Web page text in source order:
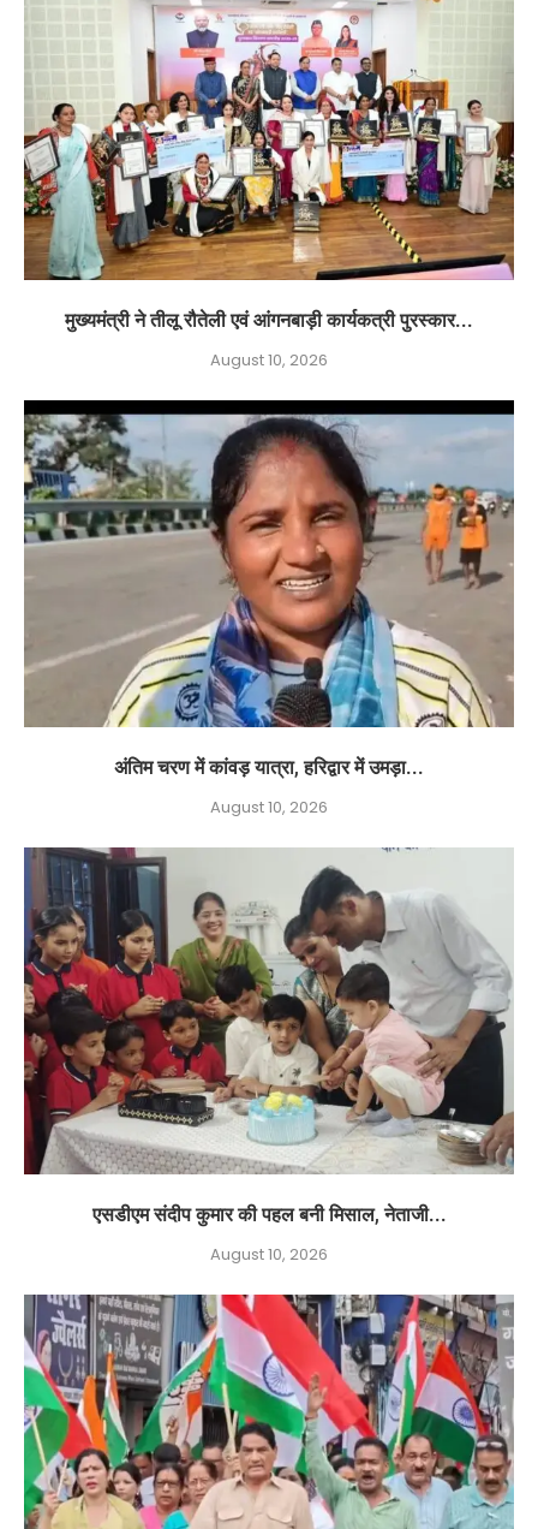
मुख्यमंत्री ने तीलू रौतेली एवं आंगनबाड़ी कार्यकत्री पुरस्कार...
August 10, 2026
अंतिम चरण में कांवड़ यात्रा, हरिद्वार में उमड़ा...
August 10, 2026
एसडीएम संदीप कुमार की पहल बनी मिसाल, नेताजी...
August 10, 2026